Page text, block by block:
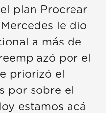
plan Procrear
le dio
a más de
por el
priorizó el
por sobre el
estamos acá